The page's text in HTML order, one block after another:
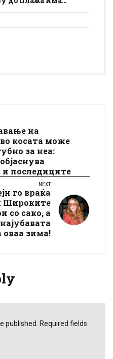
на
косата може
за неа:
последиците
NEXT
го враќа
Широките
со сако, а
оваа зима!
published. Required fields